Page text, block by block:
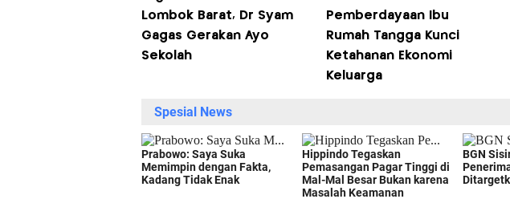
Lombok Barat, Dr Syam
Gagas Gerakan Ayo
Sekolah
Pemberdayaan Ibu
Rumah Tangga Kunci
Ketahanan Ekonomi
Keluarga